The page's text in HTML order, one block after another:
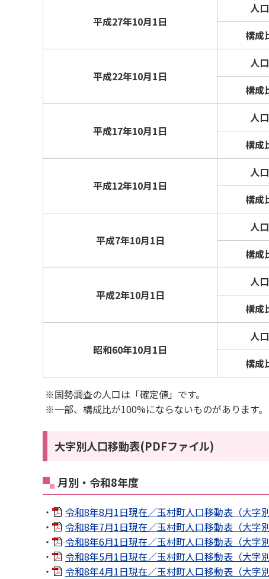
平成27年10月1日
人口
構成
平成22年10月1日
人口
構成
平成17年10月1日
人口
構成
平成12年10月1日
人口
構成
平成7年10月1日
人口
構成
平成2年10月1日
人口
構成
昭和60年10月1日
人口
構成
※国勢調査の人口は「確定値」です。
※一部、構成比が100%にならないものがあります。
大字別人口移動表(PDFファイル)
月別・令和8年度
・
令和8年8月1日現在／玉村町人口移動表（大字
・
令和8年7月1日現在／玉村町人口移動表（大字
・
令和8年6月1日現在／玉村町人口移動表（大字
・
令和8年5月1日現在／玉村町人口移動表（大字
・
令和8年4月1日現在／玉村町人口移動表（大字